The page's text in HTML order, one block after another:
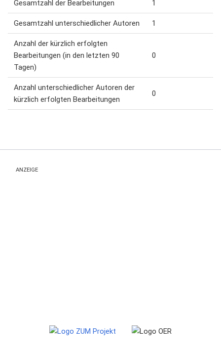
Gesamtzahl der Bearbeitungen 1
Gesamtzahl unterschiedlicher Autoren 1
Anzahl der kürzlich erfolgten
Bearbeitungen (in den letzten 90
Tagen)
0
Anzahl unterschiedlicher Autoren der
kürzlich erfolgten Bearbeitungen
0
ANZEIGE